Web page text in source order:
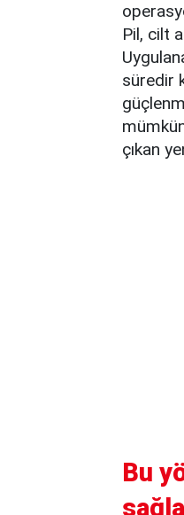
Pil, cilt
süredir
çıkan
Bu